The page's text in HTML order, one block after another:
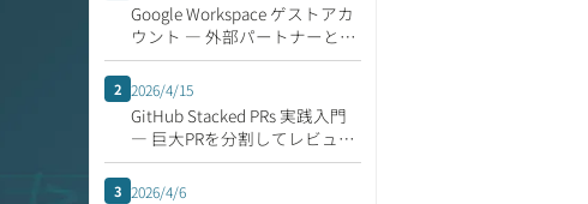
Google Workspace ゲストアカ
ウント ― 外部パートナーとの
安全な共同作業
2 2026/4/15
GitHub Stacked PRs 実践入門
― 巨大PRを分割してレビュー
速度を倍にする開発フロー
3 2026/4/6